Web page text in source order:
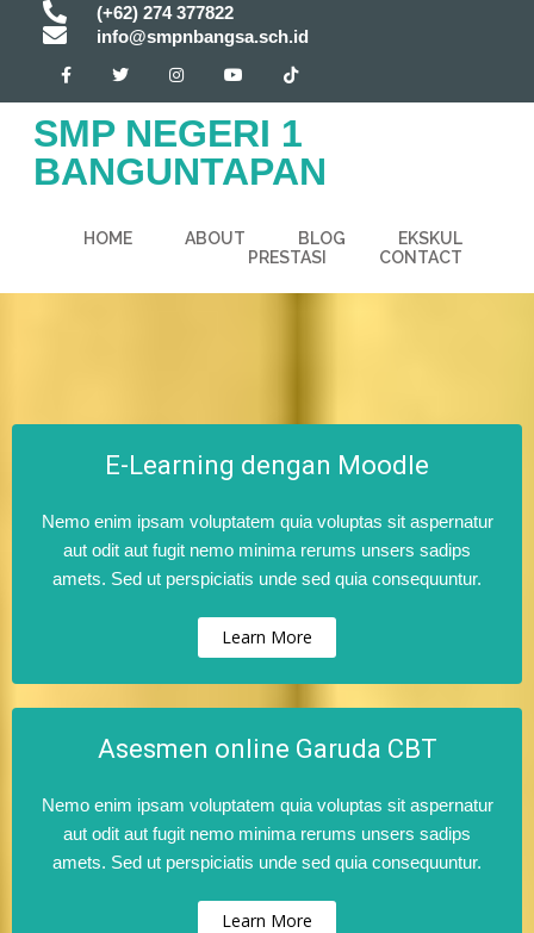
(+62) 274 377822
info@smpnbangsa.sch.id
SMP NEGERI 1
BANGUNTAPAN
HOME ABOUT BLOG
EKSKUL
PRESTASI
CONTACT
E-Learning dengan Moodle
Nemo enim ipsam voluptatem quia voluptas sit aspernatur
aut odit aut fugit nemo minima rerums unsers sadips
amets. Sed ut perspiciatis unde sed quia consequuntur.
Learn More
Asesmen online Garuda CBT
Nemo enim ipsam voluptatem quia voluptas sit aspernatur
aut odit aut fugit nemo minima rerums unsers sadips
amets. Sed ut perspiciatis unde sed quia consequuntur.
Learn More